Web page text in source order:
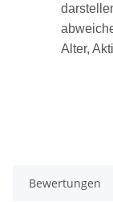
Alter,
Bewertungen